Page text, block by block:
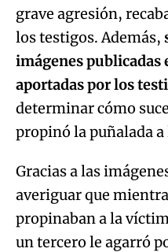
grave agresión,
los testigos. Además,
imágenes publicadas
aportadas por los
determinar cómo
propinó la puñalada
Gracias a las
averiguar que
propinaban a la
un tercero le agarró